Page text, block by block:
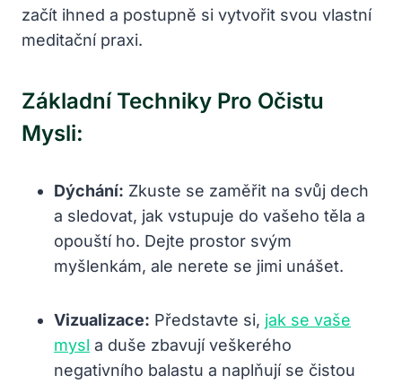
začít ihned a postupně si vytvořit svou vlastní
meditační praxi.
Základní Techniky Pro Očistu
Mysli:
Dýchání: Zkuste se zaměřit na svůj dech
a sledovat, jak vstupuje do vašeho těla a
opouští ho. Dejte prostor svým
myšlenkám, ale nerete se jimi unášet.
Vizualizace: Představte si, jak se vaše
mysl a duše zbavují veškerého
negativního balastu a naplňují se čistou